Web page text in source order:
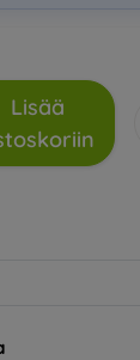
Lisää